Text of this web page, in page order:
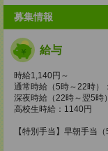
募集情報
給与
時給1,140円～
通常時給（5時～22時）
深夜時給（22時～翌5時
高校生時給：1140円
【特別手当】早朝手当